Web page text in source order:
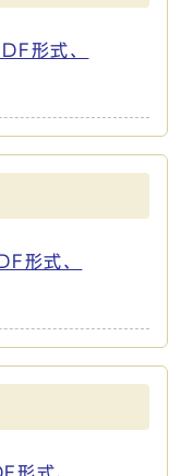
形式、
形式、
形式、